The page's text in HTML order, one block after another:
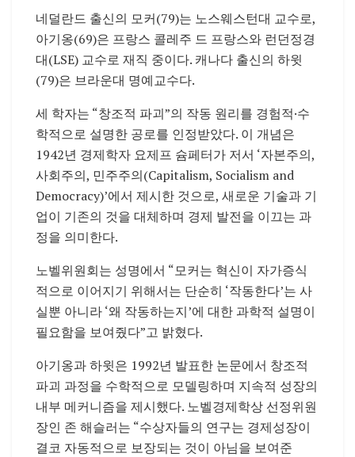
네덜란드 출신의 모커(79)는 노스웨스턴대 교수로,
아기옹(69)은 프랑스 콜레주 드 프랑스와 런던정경
대(LSE) 교수로 재직 중이다. 캐나다 출신의 하윗
(79)은 브라운대 명예교수다.
세 학자는 “창조적 파괴”의 작동 원리를 경험적·수
학적으로 설명한 공로를 인정받았다. 이 개념은
1942년 경제학자 요제프 슘페터가 저서 ‘자본주의,
사회주의, 민주주의(Capitalism, Socialism and
Democracy)’에서 제시한 것으로, 새로운 기술과 기
업이 기존의 것을 대체하며 경제 발전을 이끄는 과
정을 의미한다.
노벨위원회는 성명에서 “모커는 혁신이 자가증식
적으로 이어지기 위해서는 단순히 ‘작동한다’는 사
실뿐 아니라 ‘왜 작동하는지’에 대한 과학적 설명이
필요함을 보여줬다”고 밝혔다.
아기옹과 하윗은 1992년 발표한 논문에서 창조적
파괴 과정을 수학적으로 모델링하며 지속적 성장의
내부 메커니즘을 제시했다. 노벨경제학상 선정위원
장인 존 해슬러는 “수상자들의 연구는 경제성장이
결코 자동적으로 보장되는 것이 아님을 보여준